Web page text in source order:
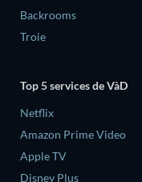
Backrooms
Troie
Top 5 services de VàD
Netflix
Amazon Prime Video
Apple TV
Disney Plus